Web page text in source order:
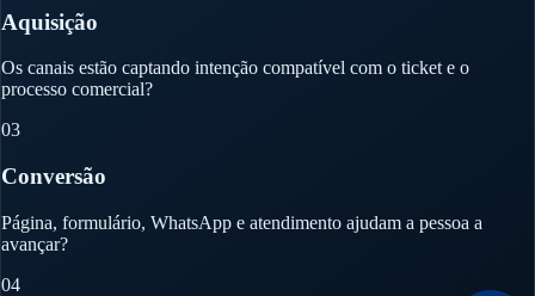
Aquisição
Os canais estão captando intenção compatível com o ticket e o
processo comercial?
03
Conversão
Página, formulário, WhatsApp e atendimento ajudam a pessoa a
avançar?
04